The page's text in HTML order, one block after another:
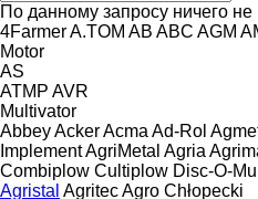
По данному запросу ничего
4FarmerA.TOM AB ABC AGM
Motor
AS
ATMP AVR
Multivator
AbbeyAckerAcma Ad-Rol
ImplementAgriMetal Agria
Combiplow Cultiplow Disc-O-
Agristal AgritecAgro Chłopecki